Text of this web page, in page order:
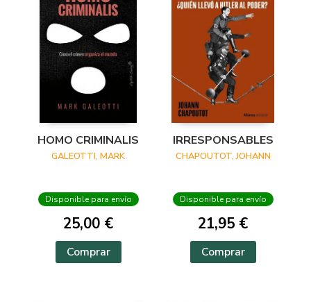
HOMO CRIMINALIS
GALEOTTI, MARK
Disponible para envío
25,00 €
Comprar
IRRESPONSABLES
CHAPOUTOT, JOHANN
Disponible para envío
21,95 €
Comprar